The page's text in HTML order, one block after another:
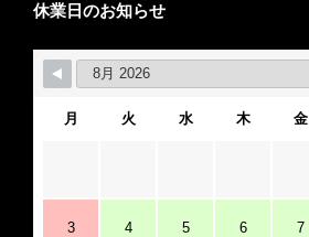
休業日のお知らせ
月 火 水 木 金
3 4 5 6 7